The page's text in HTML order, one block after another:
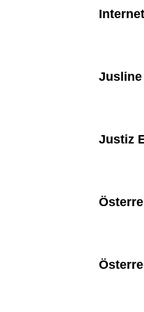
Jusline
Justiz